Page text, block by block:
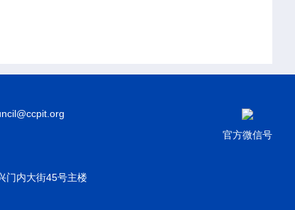
门内大街45号主楼
官方微信号